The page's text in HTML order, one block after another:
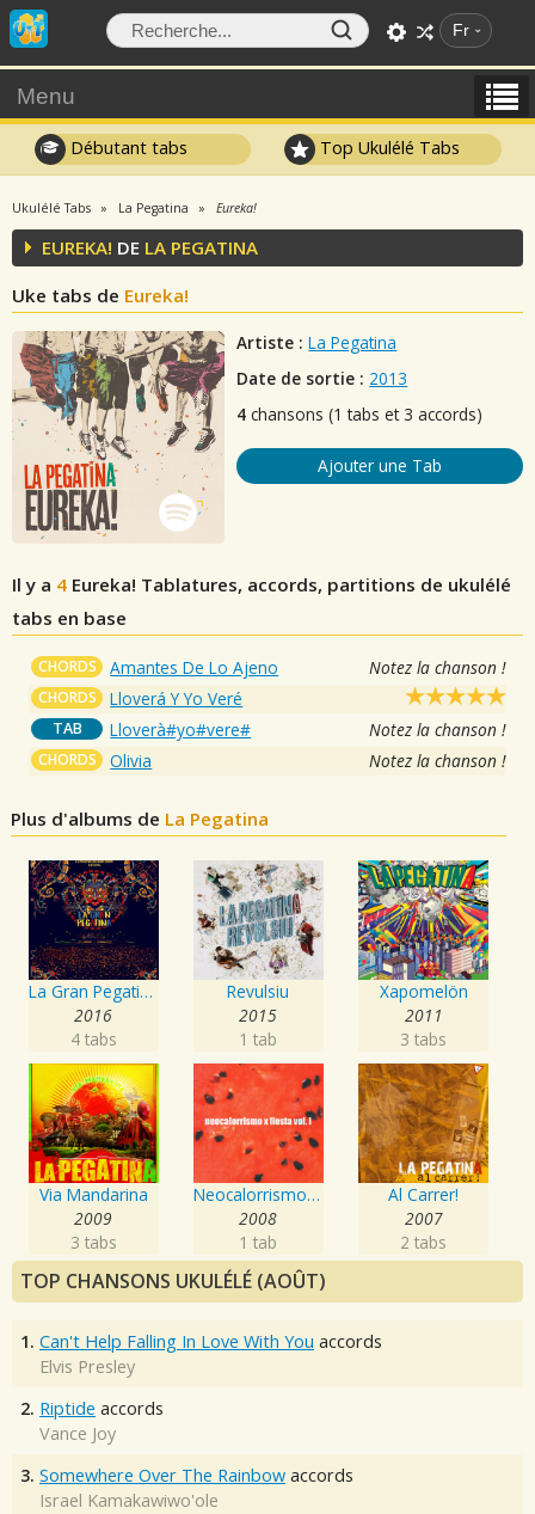
Fr
Menu
Débutant tabs Top Ukulélé Tabs
Ukulélé Tabs La Pegatina Eureka!
EUREKA! DE LA PEGATINA
Uke tabs de Eureka!
Artiste : La Pegatina
Date de sortie : 2013
4 chansons (1 tabs et 3 accords)
Ajouter une Tab
Il y a 4 Eureka! Tablatures, accords, partitions de ukulélé
tabs en base
CHORDS Amantes De Lo Ajeno Notez la chanson !
CHORDS Lloverá Y Yo Veré
TAB Lloverà#yo#vere# Notez la chanson !
CHORDS Olivia Notez la chanson !
Plus d'albums de La Pegatina
La Gran Pegatina Live 2016
2016
4 tabs
Revulsiu
2015
1 tab
Xapomelön
2011
3 tabs
Via Mandarina
2009
3 tabs
Neocalorrismo X Fiesta, Vol.1
2008
1 tab
Al Carrer!
2007
2 tabs
TOP CHANSONS UKULÉLÉ (AOÛT)
1. Can't Help Falling In Love With You accords
Elvis Presley
2. Riptide accords
Vance Joy
3. Somewhere Over The Rainbow accords
Israel Kamakawiwo'ole